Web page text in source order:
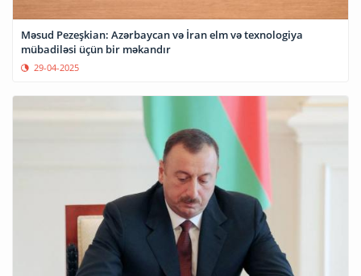
Məsud Pezeşkian: Azərbaycan və İran elm və texnologiya
mübadiləsi üçün bir məkandır
29-04-2025